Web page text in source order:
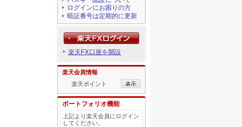
ログインにお困りの方
暗証番号は定期的に更新
楽天FX口座を開設
楽天会員情報
楽天ポイント
ポートフォリオ機能
上記より楽天会員にログイン
してください。